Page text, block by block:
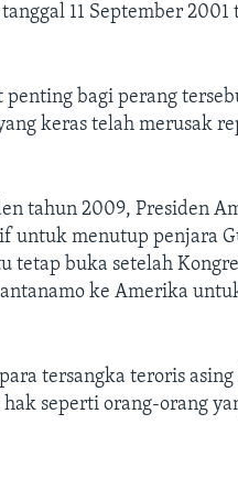
11 September 2001
bagi perang
keras telah merusak
tahun 2009, Presiden
untuk menutup penjara
tetap buka setelah
ke Amerika
tersangka teroris
seperti orang-orang